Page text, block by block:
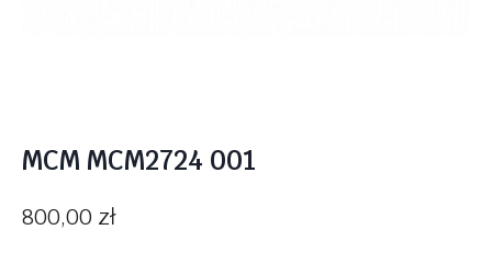
MCM MCM2724 001
800,00 zł